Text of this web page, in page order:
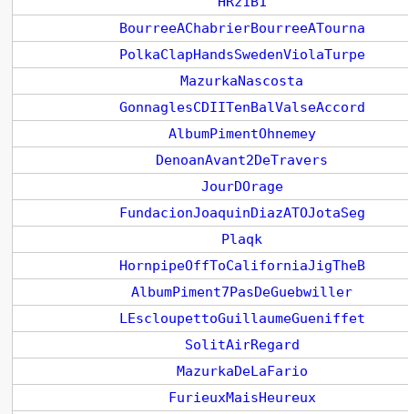
BourreeAChabrierBourreeATourna
PolkaClapHandsSwedenViolaTurpe
MazurkaNascosta
GonnaglesCDIITenBalValseAccord
AlbumPimentOhnemey
DenoanAvant2DeTravers
JourDOrage
FundacionJoaquinDiazATOJotaSeg
Plaqk
HornpipeOffToCaliforniaJigTheB
AlbumPiment7PasDeGuebwiller
LEscloupettoGuillaumeGueniffet
SolitAirRegard
MazurkaDeLaFario
FurieuxMaisHeureux